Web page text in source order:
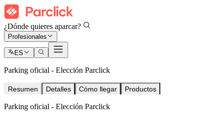
¿Dónde quieres aparcar?
Profesionales
ES
Parking oficial - Elección Parclick
Resumen Detalles Cómo llegar Productos
Parking oficial - Elección Parclick